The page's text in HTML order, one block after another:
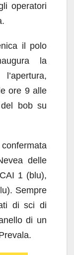
operatori
il polo
la
ore 9 alle
bob su
delle
1 (blu),
Sempre
di sci di
di un